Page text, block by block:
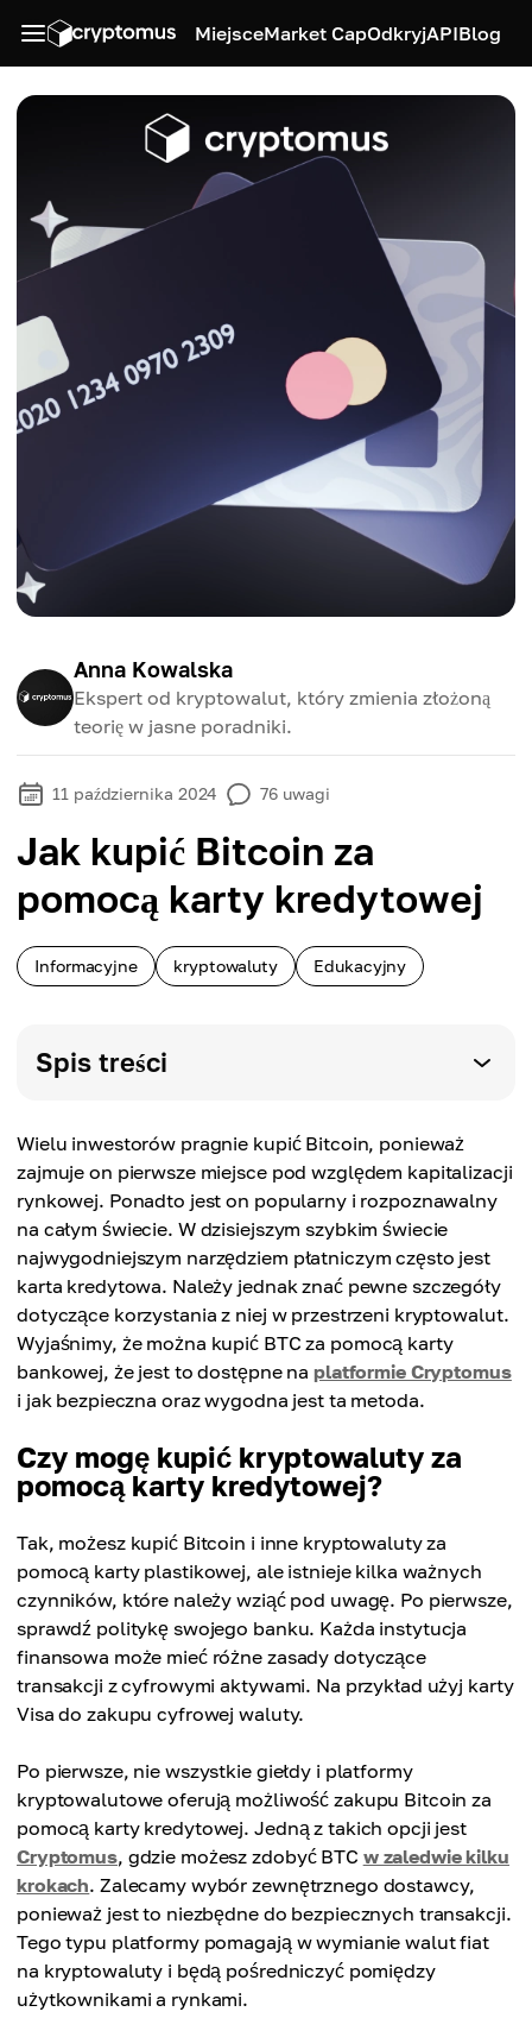
MiejsceMarket CapOdkryjAPIBlog
Anna Kowalska
Ekspert od kryptowalut, który zmienia złożoną
teorię w jasne poradniki.
11 października 2024 76 uwagi
Jak kupić Bitcoin za
pomocą karty kredytowej
Informacyjne kryptowaluty Edukacyjny
Spis treści
Wielu inwestorów pragnie kupić Bitcoin, ponieważ
zajmuje on pierwsze miejsce pod względem kapitalizacji
rynkowej. Ponadto jest on popularny i rozpoznawalny
na całym świecie. W dzisiejszym szybkim świecie
najwygodniejszym narzędziem płatniczym często jest
karta kredytowa. Należy jednak znać pewne szczegóły
dotyczące korzystania z niej w przestrzeni kryptowalut.
Wyjaśnimy, że można kupić BTC za pomocą karty
bankowej, że jest to dostępne naplatformie Cryptomus
i jak bezpieczna oraz wygodna jest ta metoda.
Czy mogę kupić kryptowaluty za
pomocą karty kredytowej?
Tak, możesz kupić Bitcoin i inne kryptowaluty za
pomocą karty plastikowej, ale istnieje kilka ważnych
czynników, które należy wziąć pod uwagę. Po pierwsze,
sprawdź politykę swojego banku. Każda instytucja
finansowa może mieć różne zasady dotyczące
transakcji z cyfrowymi aktywami. Na przykład użyj karty
Visa do zakupu cyfrowej waluty.
Po pierwsze, nie wszystkie giełdy i platformy
kryptowalutowe oferują możliwość zakupu Bitcoin za
pomocą karty kredytowej. Jedną z takich opcji jest
Cryptomus, gdzie możesz zdobyć BTC w zaledwie kilku
krokach. Zalecamy wybór zewnętrznego dostawcy,
ponieważ jest to niezbędne do bezpiecznych transakcji.
Tego typu platformy pomagają w wymianie walut fiat
na kryptowaluty i będą pośredniczyć pomiędzy
użytkownikami a rynkami.